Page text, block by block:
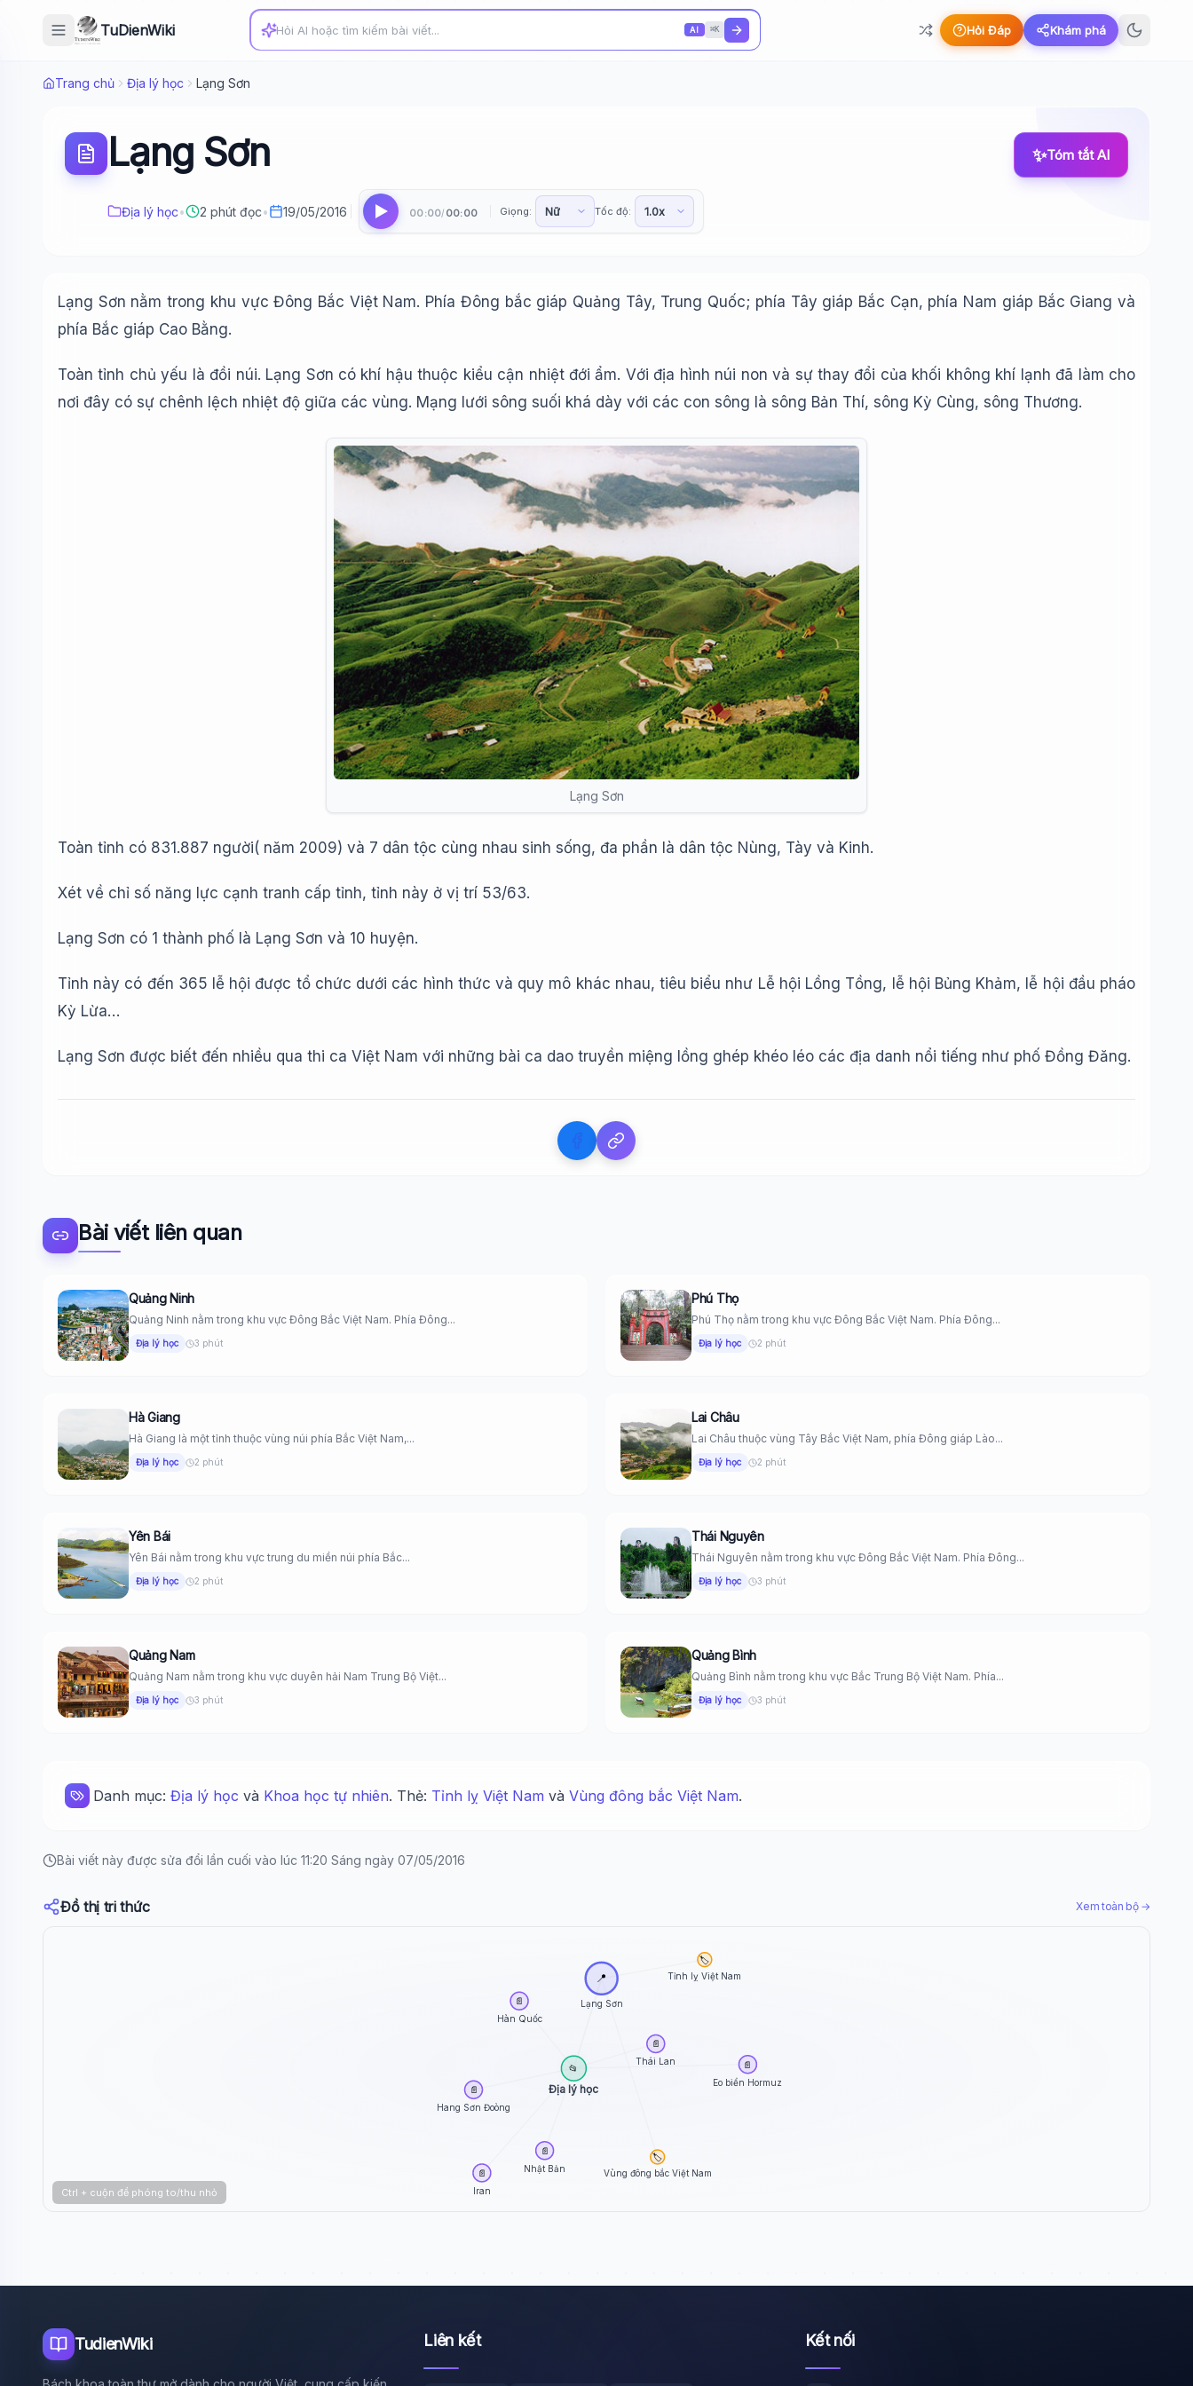
TuDienWiki AI ⌘K Hỏi Đáp Khám phá
Trang chủ Địa lý học Lạng Sơn
Lạng Sơn
Địa lý học• 2 phút đọc• 19/05/2016 00:00/ 00:00 Giọng: Tốc độ:
✨Tóm tắt AI
Lạng Sơn nằm trong khu vực Đông Bắc Việt Nam. Phía Đông bắc giáp Quảng Tây, Trung Quốc; phía Tây giáp Bắc Cạn, phía Nam giáp Bắc Giang và
phía Bắc giáp Cao Bằng.
Toàn tỉnh chủ yếu là đồi núi. Lạng Sơn có khí hậu thuộc kiểu cận nhiệt đới ẩm. Với địa hình núi non và sự thay đổi của khối không khí lạnh đã làm cho
nơi đây có sự chênh lệch nhiệt độ giữa các vùng. Mạng lưới sông suối khá dày với các con sông là sông Bản Thí, sông Kỳ Cùng, sông Thương.
Lạng Sơn
Toàn tỉnh có 831.887 người( năm 2009) và 7 dân tộc cùng nhau sinh sống, đa phần là dân tộc Nùng, Tày và Kinh.
Xét về chỉ số năng lực cạnh tranh cấp tỉnh, tỉnh này ở vị trí 53/63.
Lạng Sơn có 1 thành phố là Lạng Sơn và 10 huyện.
Tỉnh này có đến 365 lễ hội được tổ chức dưới các hình thức và quy mô khác nhau, tiêu biểu như Lễ hội Lồng Tồng, lễ hội Bủng Khảm, lễ hội đầu pháo
Kỳ Lừa…
Lạng Sơn được biết đến nhiều qua thi ca Việt Nam với những bài ca dao truyền miệng lồng ghép khéo léo các địa danh nổi tiếng như phố Đồng Đăng.
Bài viết liên quan
Quảng Ninh
Quảng Ninh nằm trong khu vực Đông Bắc Việt Nam. Phía Đông...
Địa lý học 3 phút
Phú Thọ
Phú Thọ nằm trong khu vực Đông Bắc Việt Nam. Phía Đông...
Địa lý học 2 phút
Hà Giang
Hà Giang là một tỉnh thuộc vùng núi phía Bắc Việt Nam,...
Địa lý học 2 phút
Lai Châu
Lai Châu thuộc vùng Tây Bắc Việt Nam, phía Đông giáp Lào...
Địa lý học 2 phút
Yên Bái
Yên Bái nằm trong khu vực trung du miền núi phía Bắc...
Địa lý học 2 phút
Thái Nguyên
Thái Nguyên nằm trong khu vực Đông Bắc Việt Nam. Phía Đông...
Địa lý học 3 phút
Quảng Nam
Quảng Nam nằm trong khu vực duyên hải Nam Trung Bộ Việt...
Địa lý học 3 phút
Quảng Bình
Quảng Bình nằm trong khu vực Bắc Trung Bộ Việt Nam. Phía...
Địa lý học 3 phút
Danh mục: Địa lý học và Khoa học tự nhiên. Thẻ: Tỉnh lỵ Việt Nam và Vùng đông bắc Việt Nam.
Bài viết này được sửa đổi lần cuối vào lúc 11:20 Sáng ngày 07/05/2016
Đồ thị tri thức Xem toàn bộ →
Lạng Sơn
📍
Địa lý học
📂
Hang Sơn Đoòng
📄
Thái Lan
📄
Nhật Bản
📄
Hàn Quốc
📄
Eo biển Hormuz
📄
Iran
📄
Tỉnh lỵ Việt Nam
🏷️
Vùng đông bắc Việt Nam
🏷️
Ctrl + cuộn để phóng to/thu nhỏ
TudienWiki Liên kết Kết nối